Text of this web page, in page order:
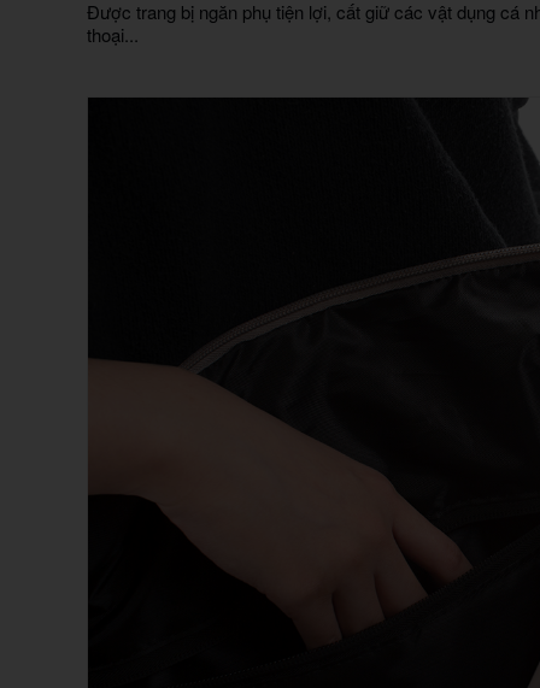
Được trang bị ngăn phụ tiện lợi, cất giữ các vật dụng cá
thoại...